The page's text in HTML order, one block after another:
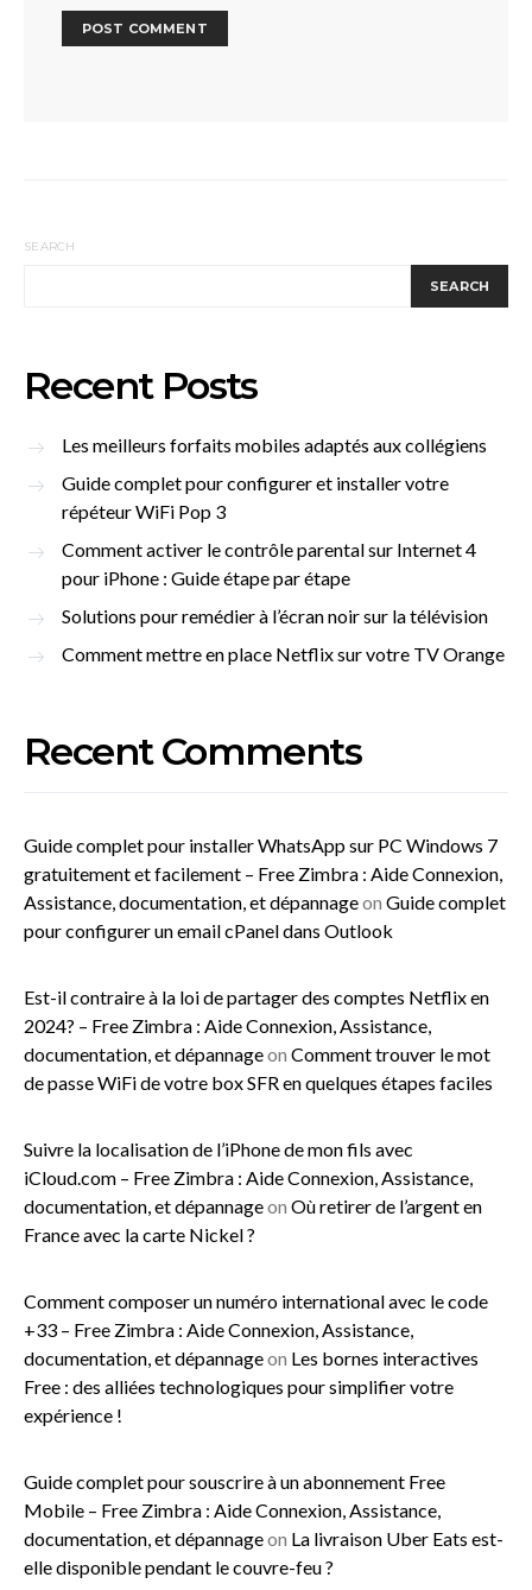
SEARCH
SEARCH
Recent Posts
Les meilleurs forfaits mobiles adaptés aux collégiens
Guide complet pour configurer et installer votre
répéteur WiFi Pop 3
Comment activer le contrôle parental sur Internet 4
pour iPhone : Guide étape par étape
Solutions pour remédier à l’écran noir sur la télévision
Comment mettre en place Netflix sur votre TV Orange
Recent Comments
Guide complet pour installer WhatsApp sur PC Windows 7
gratuitement et facilement – Free Zimbra : Aide Connexion,
Assistance, documentation, et dépannageon Guide complet
pour configurer un email cPanel dans Outlook
Est-il contraire à la loi de partager des comptes Netflix en
2024? – Free Zimbra : Aide Connexion, Assistance,
documentation, et dépannageon Comment trouver le mot
de passe WiFi de votre box SFR en quelques étapes faciles
Suivre la localisation de l’iPhone de mon fils avec
iCloud.com – Free Zimbra : Aide Connexion, Assistance,
documentation, et dépannageon Où retirer de l’argent en
France avec la carte Nickel ?
Comment composer un numéro international avec le code
+33 – Free Zimbra : Aide Connexion, Assistance,
documentation, et dépannageon Les bornes interactives
Free : des alliées technologiques pour simplifier votre
expérience !
Guide complet pour souscrire à un abonnement Free
Mobile – Free Zimbra : Aide Connexion, Assistance,
documentation, et dépannageon La livraison Uber Eats est-
elle disponible pendant le couvre-feu ?